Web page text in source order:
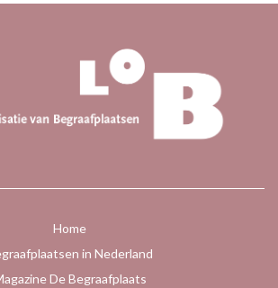
Home
in Nederland
De Begraafplaats